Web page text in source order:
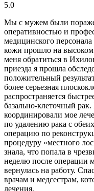
5.0
Мы с мужем были
оперативностью и
медицинского
кожи прошло на
меня обратиться в
приезда я прошла
положительный
более серьезная
распространяется
базально-клеточный
координировали мое
по удалению рака с
операцию по
процедуру «местного
знала, что попала в
неделю после операции
вернулась на работу.
врачам и медсестрам,
лечения.